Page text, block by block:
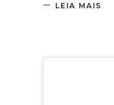
LEIA MAIS